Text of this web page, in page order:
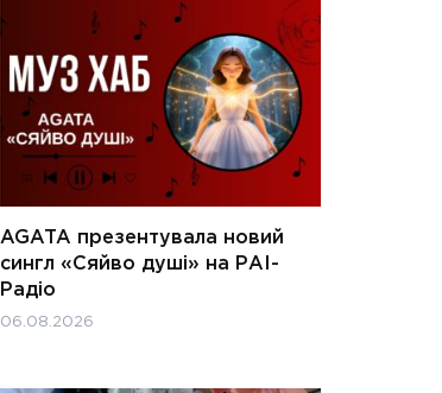
AGATA презентувала новий
сингл «Сяйво душі» на РАІ-
Радіо
06.08.2026